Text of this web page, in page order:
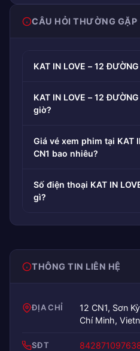
CÂU HỎI THƯỜNG GẶP
KAT IN LOVE – 12
KAT IN LOVE – 12
giờ?
Giá vé xem phim tại KAT
CN1 bao nhiêu?
Số điện thoại KAT IN
gì?
THÔNG TIN LIÊN HỆ
ĐỊA CHỈ
12 CN1, Sơn
Chí Minh,
SĐT